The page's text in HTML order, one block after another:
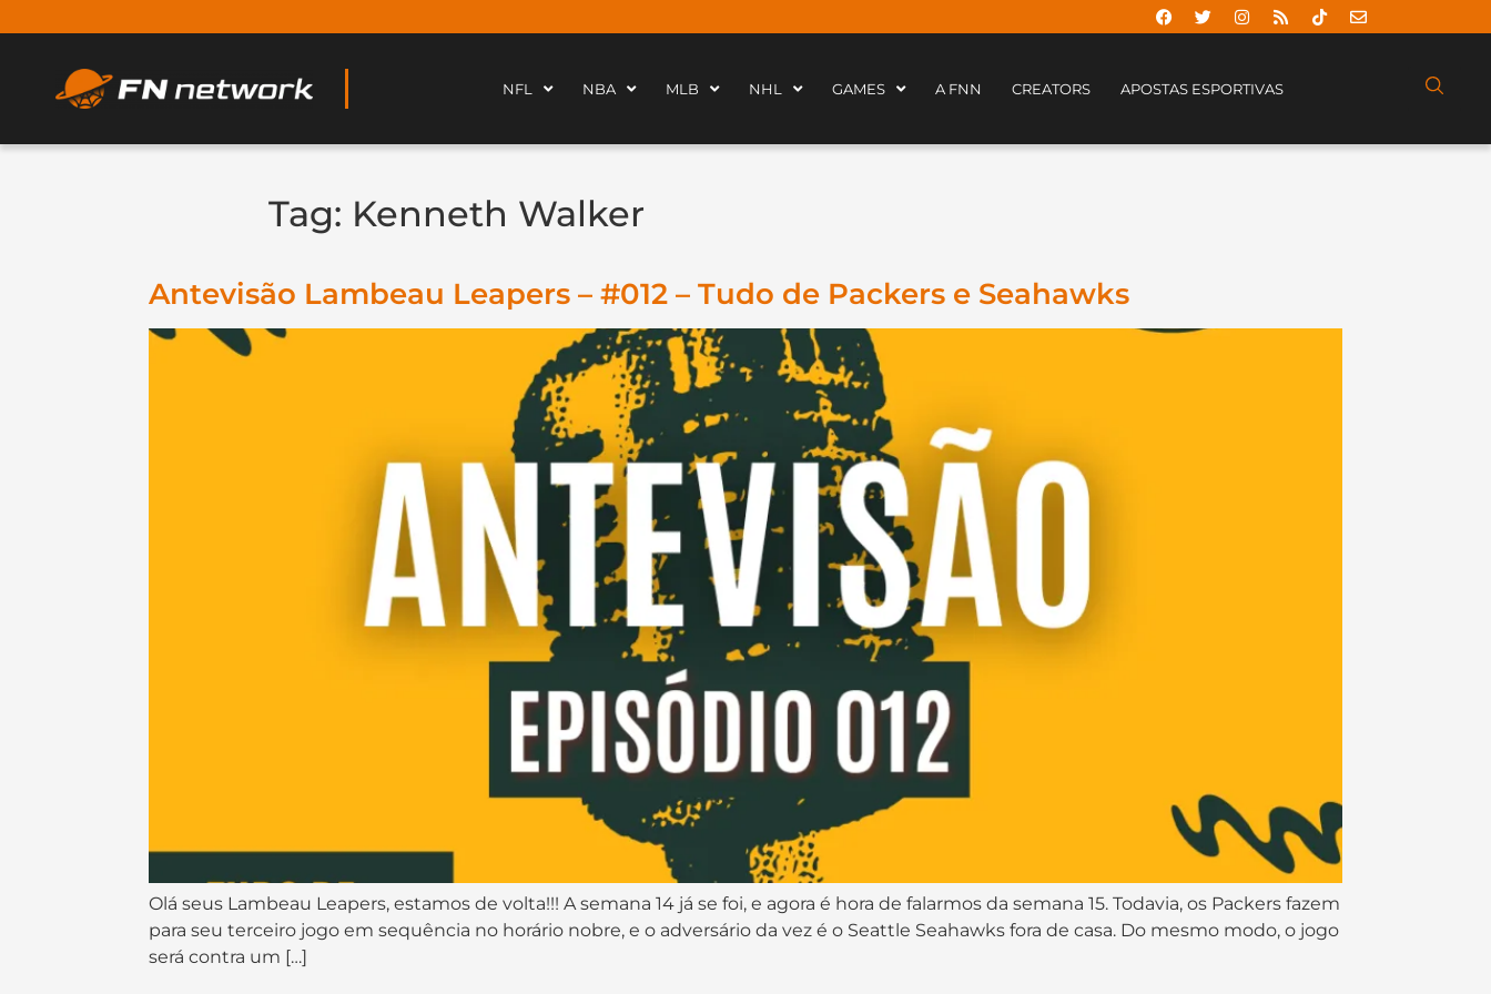
NFL NBA MLB NHL GAMES A FNN CREATORS APOSTAS ESPORTIVAS
Tag: Kenneth Walker
Antevisão Lambeau Leapers – #012 – Tudo de Packers e Seahawks
Olá seus Lambeau Leapers, estamos de volta!!! A semana 14 já se foi, e agora é hora de falarmos da semana 15. Todavia, os Packers fazem
para seu terceiro jogo em sequência no horário nobre, e o adversário da vez é o Seattle Seahawks fora de casa. Do mesmo modo, o jogo
será contra um […]